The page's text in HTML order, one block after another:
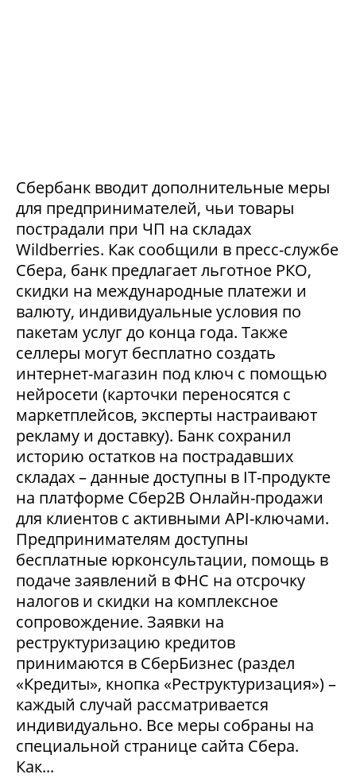
Сбербанк вводит дополнительные меры
для предпринимателей, чьи товары
пострадали при ЧП на складах
Wildberries. Как сообщили в пресс-службе
Сбера, банк предлагает льготное РКО,
скидки на международные платежи и
валюту, индивидуальные условия по
пакетам услуг до конца года. Также
селлеры могут бесплатно создать
интернет-магазин под ключ с помощью
нейросети (карточки переносятся с
маркетплейсов, эксперты настраивают
рекламу и доставку). Банк сохранил
историю остатков на пострадавших
складах – данные доступны в IT-продукте
на платформе Сбер2В Онлайн-продажи
для клиентов с активными API-ключами.
Предпринимателям доступны
бесплатные юрконсультации, помощь в
подаче заявлений в ФНС на отсрочку
налогов и скидки на комплексное
сопровождение. Заявки на
реструктуризацию кредитов
принимаются в СберБизнес (раздел
«Кредиты», кнопка «Реструктуризация») –
каждый случай рассматривается
индивидуально. Все меры собраны на
специальной странице сайта Сбера.
Как...